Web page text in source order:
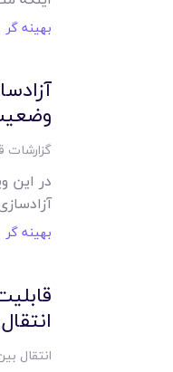
بهینه گر
گزارشات
در این
بهینه گر
انتقال